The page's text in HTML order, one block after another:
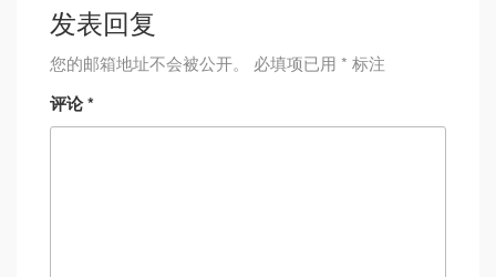
发表回复
您的邮箱地址不会被公开。 必填项已用 * 标注
评论*